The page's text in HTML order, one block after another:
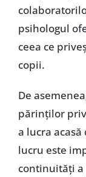
psihologul
ceea ce
copii.
De
părinților
a lucra
lucru este
continuități a